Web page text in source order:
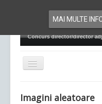
MAI MULTE
Examene Naționale
Concurs director/director
Comută
navigarea
Imagini aleatoare